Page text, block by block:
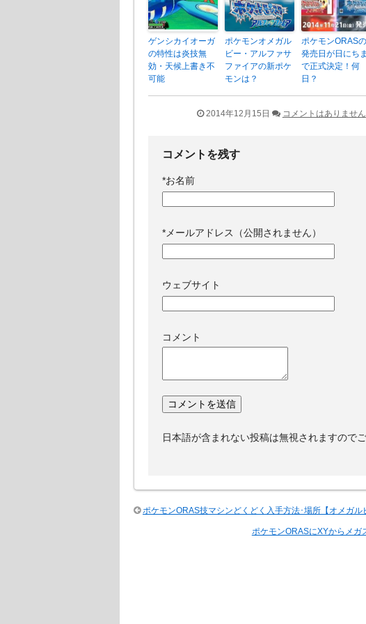
ゲンシカイオーガ
の特性は炎技無
効・天候上書き不
可能
ポケモンオメガル
ビー・アルファサ
ファイアの新ポケ
モンは？
ポケモンORASの
発売日が日にちま
で正式決定！何
日？
2014年12月15日 コメントはありません
コメントを残す
*お名前
* メールアドレス（公開されません）
ウェブサイト
コメント
日本語が含まれない投稿は無視されますので
ポケモンORAS技マシンどくどく入手方法･場所【オメガル
ポケモンORASにXYからメガ